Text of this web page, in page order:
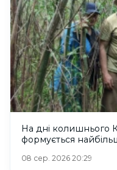
На дні колишнього
формується
08 сер. 2026 20:29